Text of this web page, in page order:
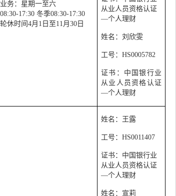
务：星期一至六
08:30-17:30冬季08:30-17:30
休时间4月 1 日至11月30 日
从业人员资格认证
—个人理财
姓名：刘欣雯
工号：HS0005782
证书：中国银行业
从业人员资格认证
—个人理财
姓名：王露
工号：HS0011407
证书：中国银行业
从业人员资格认证
—个人理财
姓名：宣莉